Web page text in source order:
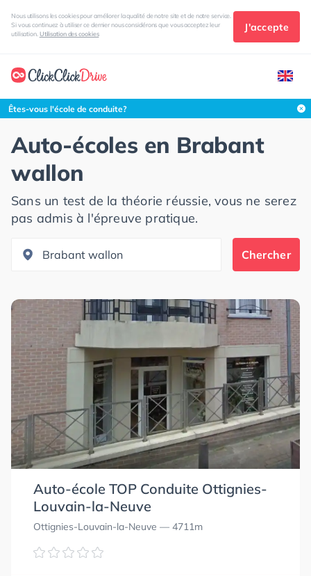
Nous utilisons les cookies pour améliorer la qualité de notre site et de notre service.
Si vous continuez à utiliser ce dernier nous considérons que vous acceptez leur
utilisation. Utilisation des cookies
J'accepte
Êtes-vous l'école de conduite?
Auto-écoles en Brabant
wallon
Sans un test de la théorie réussie, vous ne serez
pas admis à l'épreuve pratique.
Chercher
Auto-école TOP Conduite Ottignies-
Louvain-la-Neuve
Ottignies-Louvain-la-Neuve — 4711m